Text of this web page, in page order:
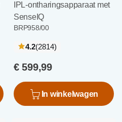
IPL-ontharingsapparaat met
SenseIQ
BRP958/00
4.2(2814recensies
)
€ 599,99
In winkelwagen